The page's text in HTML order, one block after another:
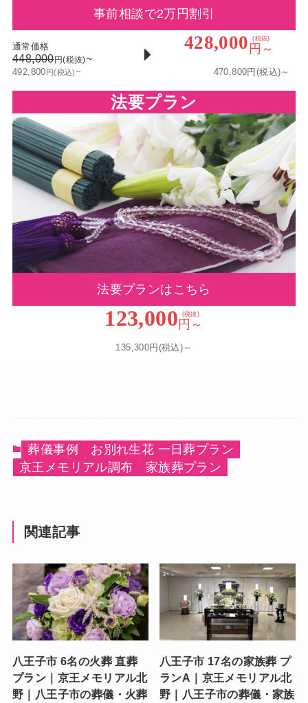
事前相談で2万円割引
通常価格
448,000円(税抜)~
492,800 円(税込)~
428,000 (税抜)
円～
470,800円(税込)～
法要プラン
法要プランはこちら
123,000 (税抜)
円～
135,300円(税込)～
葬儀事例
お別れ生花 一日葬プラン
京王メモリアル調布
家族葬プラン
関連記事
八王子市 6名の火葬 直葬
プラン｜京王メモリアル北
野｜八王子市の葬儀・火葬
八王子市 17名の家族葬 プ
ランA｜京王メモリアル北
野｜八王子市の葬儀・家族